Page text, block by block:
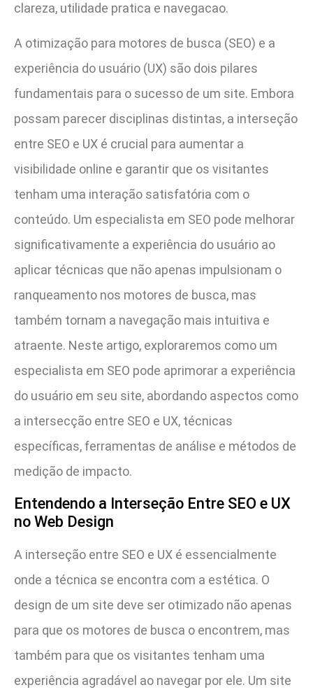
clareza, utilidade pratica e navegacao.
A otimização para motores de busca (SEO) e a
experiência do usuário (UX) são dois pilares
fundamentais para o sucesso de um site. Embora
possam parecer disciplinas distintas, a interseção
entre SEO e UX é crucial para aumentar a
visibilidade online e garantir que os visitantes
tenham uma interação satisfatória com o
conteúdo. Um especialista em SEO pode melhorar
significativamente a experiência do usuário ao
aplicar técnicas que não apenas impulsionam o
ranqueamento nos motores de busca, mas
também tornam a navegação mais intuitiva e
atraente. Neste artigo, exploraremos como um
especialista em SEO pode aprimorar a experiência
do usuário em seu site, abordando aspectos como
a intersecção entre SEO e UX, técnicas
específicas, ferramentas de análise e métodos de
medição de impacto.
Entendendo a Interseção Entre SEO e UX
no Web Design
A interseção entre SEO e UX é essencialmente
onde a técnica se encontra com a estética. O
design de um site deve ser otimizado não apenas
para que os motores de busca o encontrem, mas
também para que os visitantes tenham uma
experiência agradável ao navegar por ele. Um site